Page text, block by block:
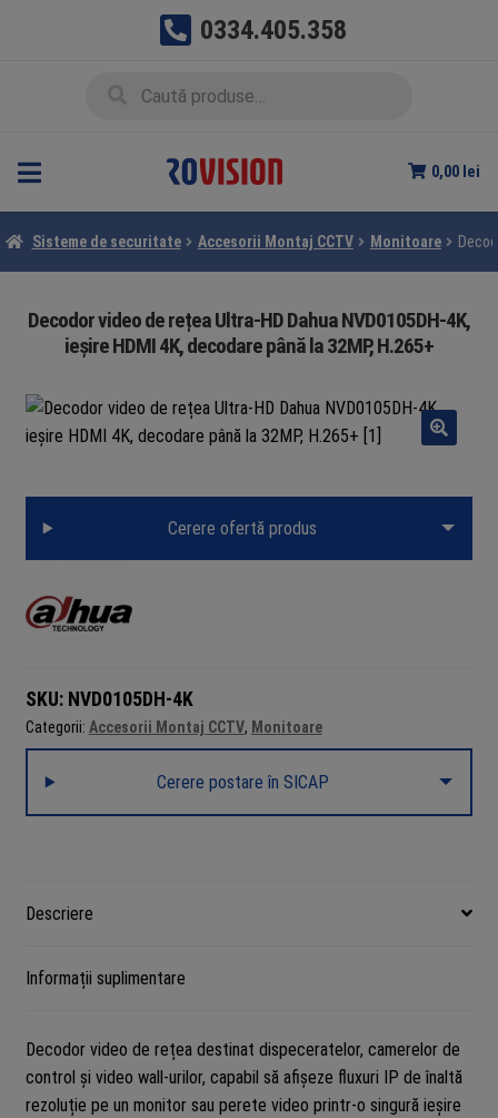
0334.405.358
0,00 lei
Sisteme de securitate Accesorii Montaj CCTV Monitoare
Decodor video de rețea Ultra-HD Dahua NVD0105DH-4K,
ieșire HDMI 4K, decodare până la 32MP, H.265+
Cerere ofertă produs
SKU: NVD0105DH-4K
Categorii: Accesorii Montaj CCTV, Monitoare
Cerere postare în SICAP
Descriere
Informații suplimentare
Decodor video de rețea destinat dispeceratelor, camerelor de
control și video wall-urilor, capabil să afișeze fluxuri IP de înaltă
rezoluție pe un monitor sau perete video printr-o singură ieșire